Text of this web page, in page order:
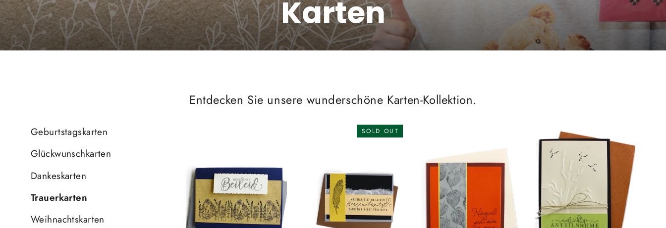
Karten
Entdecken Sie unsere wunderschöne Karten-Kollektion.
Geburtstagskarten
Glückwunschkarten
Dankeskarten
Trauerkarten
Weihnachtskarten
SOLD OUT